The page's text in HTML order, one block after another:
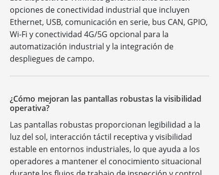
opciones de conectividad industrial que incluyen
Ethernet, USB, comunicación en serie, bus CAN, GPIO,
Wi-Fi y conectividad 4G/5G opcional para la
automatización industrial y la integración de
despliegues de campo.
¿Cómo mejoran las pantallas robustas la visibilidad
operativa?
Las pantallas robustas proporcionan legibilidad a la
luz del sol, interacción táctil receptiva y visibilidad
estable en entornos industriales, lo que ayuda a los
operadores a mantener el conocimiento situacional